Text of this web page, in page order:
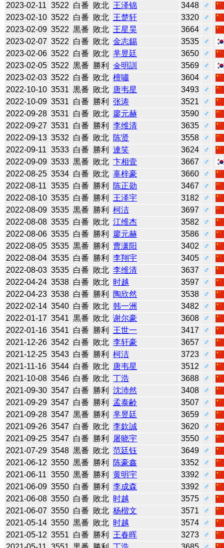
2023-02-11 3522 白番 敗北 王泽锦 3448
♂
2023-02-10 3522 白番 敗北 王楚轩 3320
♂
2023-02-09 3522 黒番 敗北 王星昊 3664
♂
2023-02-07 3522 白番 敗北 金志錫 3535
♂
2023-02-06 3522 白番 敗北 芈昱廷 3650
♂
2023-02-05 3522 黒番 勝利 金明訓 3569
♂
2023-02-03 3522 白番 敗北 檀嘯 3604
♂
2022-10-10 3531 黒番 敗北 唐韦星 3493
♂
2022-10-09 3531 白番 勝利 张涛 3521
♂
2022-09-28 3531 白番 敗北 廖元赫 3590
♂
2022-09-27 3531 白番 勝利 李维清 3635
♂
2022-09-13 3532 白番 敗北 陈贤 3558
♂
2022-09-11 3533 白番 勝利 連笑 3624
♂
2022-09-09 3533 黒番 敗北 卞相壹 3667
♂
2022-08-25 3534 白番 敗北 辜梓豪 3660
♂
2022-08-11 3535 白番 勝利 陈正勋 3467
♂
2022-08-10 3535 白番 勝利 王泽宇 3182
♂
2022-08-09 3535 黒番 勝利 柯洁 3697
♂
2022-08-08 3535 白番 敗北 江维杰 3582
♂
2022-08-06 3535 白番 勝利 廖元赫 3586
♂
2022-08-05 3535 黒番 勝利 曹潇阳 3402
♂
2022-08-04 3535 白番 勝利 李翔宇 3405
♂
2022-08-03 3535 白番 敗北 李维清 3637
♂
2022-04-24 3538 白番 敗北 时越 3597
♂
2022-04-23 3538 白番 勝利 陶欣然 3538
♂
2022-02-14 3540 白番 敗北 韩一洲 3482
♂
2022-01-17 3541 黒番 敗北 谢尔豪 3608
♂
2022-01-16 3541 白番 勝利 王世一 3417
♂
2021-12-26 3542 白番 敗北 李轩豪 3657
♂
2021-12-25 3543 白番 勝利 柯洁 3723
♂
2021-11-16 3544 白番 敗北 唐韦星 3512
♂
2021-10-08 3546 白番 敗北 丁浩 3688
♂
2021-09-30 3547 白番 勝利 沈沛然 3408
♂
2021-09-29 3547 白番 勝利 孟泰齢 3507
♂
2021-09-28 3547 黒番 勝利 芈昱廷 3659
♂
2021-09-26 3547 白番 敗北 李欽誠 3620
♂
2021-09-25 3547 白番 勝利 屠晓宇 3550
♂
2021-07-29 3548 黒番 敗北 范廷钰 3649
♂
2021-06-12 3550 黒番 勝利 陈豪鑫 3352
♂
2021-06-11 3550 黒番 勝利 黄明宇 3392
♂
2021-06-09 3550 白番 勝利 李成森 3392
♂
2021-06-08 3550 白番 敗北 时越 3575
♂
2021-06-07 3550 白番 敗北 杨楷文 3571
♂
2021-05-14 3550 黒番 敗北 时越 3574
♂
2021-05-12 3551 白番 勝利 王春晖 3273
♂